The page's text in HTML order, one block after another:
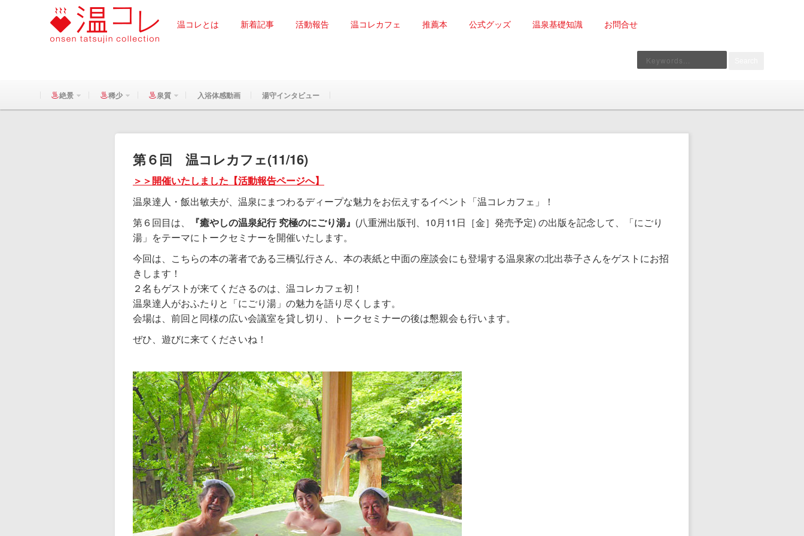
温コレとは 新着記事 活動報告 温コレカフェ 推薦本 公式グッズ 温泉基礎知識 お問合せ
絶景 稀少 泉質 入浴体感動画 湯守インタビュー
第６回 温コレカフェ(11/16)
＞＞開催いたしました【活動報告ページへ】
温泉達人・飯出敏夫が、温泉にまつわるディープな魅力をお伝えするイベント「温コレカフェ」！
第６回目は、
『癒やしの温泉紀行 究極のにごり湯』 (八重洲出版刊、10月11日［金］発売予定) の出版を記念して、「にごり
湯」をテーマにトークセミナーを開催いたします。
今回は、こちらの本の著者である三橋弘行さん、本の表紙と中面の座談会にも登場する温泉家の北出恭子さんをゲストにお招
きします！
２名もゲストが来てくださるのは、温コレカフェ初！
温泉達人がおふたりと「にごり湯」の魅力を語り尽くします。
会場は、前回と同様の広い会議室を貸し切り、トークセミナーの後は懇親会も行います。
ぜひ、遊びに来てくださいね！